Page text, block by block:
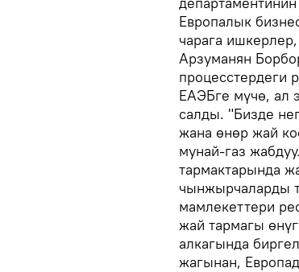
Европалык
чарага
Арзуманян
процесстердеги
ЕАЭБге мүчө, ал
салды. "Бизде
жана өнөр жай
мунай-газ
тармактарында
чынжырчаларды
мамлекеттери
жай тармагы
алкагында
жагынан,